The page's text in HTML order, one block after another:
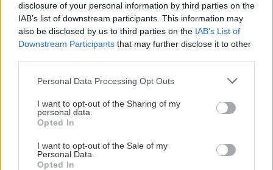
disclosure of your personal information by third parties on the
IAB’s list of downstream participants. This information may
also be disclosed by us to third parties on the IAB’s List of
Downstream Participants that may further disclose it to other
Please note that this website/app uses one or more Google
not limited to your visit or usage behaviour. You may click to
grant or deny consent to Google and its third-party tags to
use your data for below specified purposes in below Google
consent section.
Personal Data Processing Opt Outs
I want to opt-out of the Sharing of my
personal data.
Opted In
I want to opt-out of the Sale of my
Personal Data.
Opted In